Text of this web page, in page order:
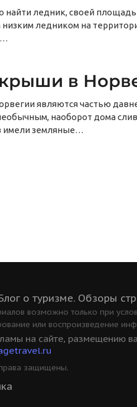
найти ледник, своей
низким ледником на
в
являются частью
наоборот дома
имели земляные…
о туризме. Обзоры
возможно только при
или воспроизведение
на сайте, размещению
защищены.